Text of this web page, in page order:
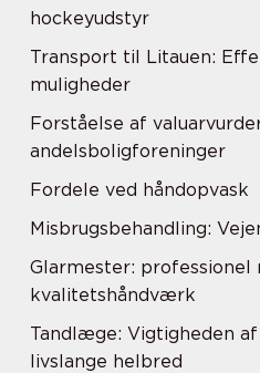
hockeyudstyr
Transport til Litauen:
muligheder
Forståelse af
andelsboligforeninger
Fordele ved håndopvask
Misbrugsbehandling:
Glarmester: professionel
kvalitetshåndværk
Tandlæge: Vigtigheden
livslange helbred